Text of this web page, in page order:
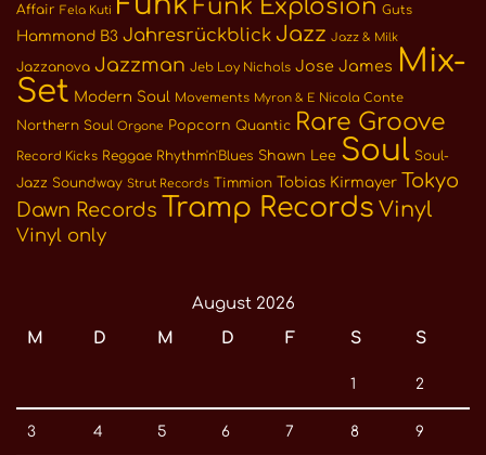
Affair Fela Kuti Funk Explosion Guts
Hammond B3 Jahresrückblick Jazz Jazz & Milk
Jazzanova Jazzman Jeb Loy Nichols Jose James Mix-
Set Modern Soul Movements Myron & E Nicola Conte
Northern Soul Orgone Popcorn Quantic Rare Groove
Record Kicks Reggae Rhythm'n'Blues Shawn Lee Soul Soul-
Jazz Soundway Strut Records Timmion Tobias Kirmayer Tokyo
Dawn Records Tramp Records Vinyl
Vinyl only
August 2026
M
D M D F S S
1 2
3 4 5 6 7 8 9